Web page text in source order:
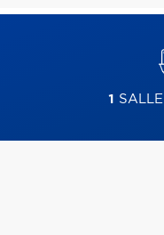
1